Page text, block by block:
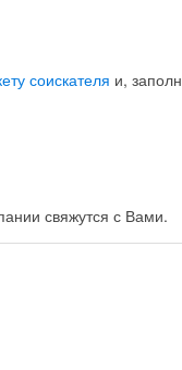
соискателя и,
свяжутся с Вами.